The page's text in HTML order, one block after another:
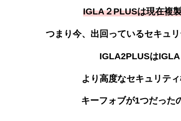
IGLA２PLUSは現在複
つまり今、出回っているセキュ
IGLA2PLUSはIGLA
より高度なセキュリテ
キーフォブが1つだった